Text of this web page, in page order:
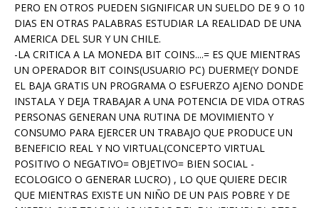
PERO EN OTROS PUEDEN SIGNIFICAR UN SUELDO DE 9 O 10
DIAS EN OTRAS PALABRAS ESTUDIAR LA REALIDAD DE UNA
AMERICA DEL SUR Y UN CHILE.
-LA CRITICA A LA MONEDA BIT COINS....= ES QUE MIENTRAS
UN OPERADOR BIT COINS(USUARIO PC) DUERME(Y DONDE
EL BAJA GRATIS UN PROGRAMA O ESFUERZO AJENO DONDE
INSTALA Y DEJA TRABAJAR A UNA POTENCIA DE VIDA OTRAS
PERSONAS GENERAN UNA RUTINA DE MOVIMIENTO Y
CONSUMO PARA EJERCER UN TRABAJO QUE PRODUCE UN
BENEFICIO REAL Y NO VIRTUAL(CONCEPTO VIRTUAL
POSITIVO O NEGATIVO= OBJETIVO= BIEN SOCIAL -
ECOLOGICO O GENERAR LUCRO) , LO QUE QUIERE DECIR
QUE MIENTRAS EXISTE UN NIÑO DE UN PAIS POBRE Y DE